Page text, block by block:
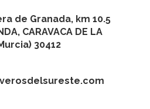
de Granada, km 10.5
CARAVACA DE LA
30412